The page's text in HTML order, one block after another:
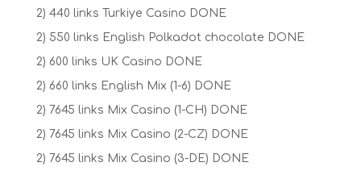
2) 440 links Turkiye Casino DONE
2) 550 links English Polkadot chocolate DONE
2) 600 links UK Casino DONE
2) 660 links English Mix (1-6) DONE
2) 7645 links Mix Casino (1-CH) DONE
2) 7645 links Mix Casino (2-CZ) DONE
2) 7645 links Mix Casino (3-DE) DONE